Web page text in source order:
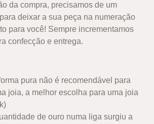
da compra, precisamos de um
deixar a sua peça na numeração
para você! Sempre incrementamos
confecção e entrega.
pura não é recomendável para
joia, a melhor escolha para uma joia
de ouro numa liga surgiu a